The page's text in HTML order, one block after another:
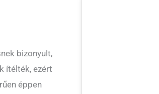
bizonyult,
ítélték, ezért
éppen